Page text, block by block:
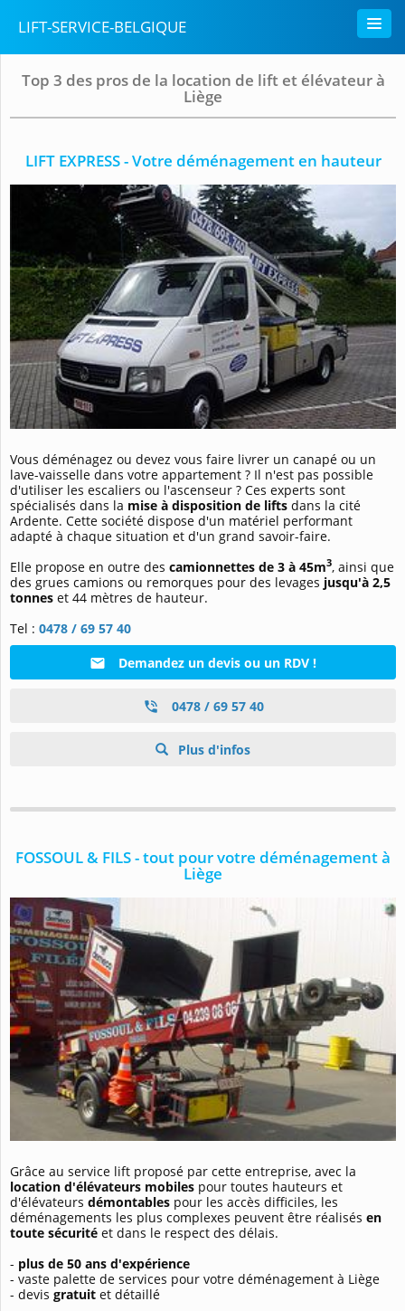
LIFT-SERVICE-BELGIQUE
Top 3 des pros de la location de lift et élévateur à
Liège
LIFT EXPRESS - Votre déménagement en hauteur
Vous déménagez ou devez vous faire livrer un canapé ou un
lave-vaisselle dans votre appartement ? Il n'est pas possible
d'utiliser les escaliers ou l'ascenseur ? Ces experts sont
spécialisés dans la mise à disposition de lifts dans la cité
Ardente. Cette société dispose d'un matériel performant
adapté à chaque situation et d'un grand savoir-faire.
Elle propose en outre des camionnettes de 3 à 45m3, ainsi que
des grues camions ou remorques pour des levages jusqu'à 2,5
tonnes et 44 mètres de hauteur.
Tel : 0478 / 69 57 40
Demandez un devis ou un RDV !
0478 / 69 57 40
Plus d'infos
FOSSOUL & FILS - tout pour votre déménagement à
Liège
Grâce au service lift proposé par cette entreprise, avec la
location d'élévateurs mobiles pour toutes hauteurs et
d'élévateurs démontables pour les accès difficiles, les
déménagements les plus complexes peuvent être réalisés en
toute sécurité et dans le respect des délais.
- plus de 50 ans d'expérience
- vaste palette de services pour votre déménagement à Liège
- devis gratuit et détaillé